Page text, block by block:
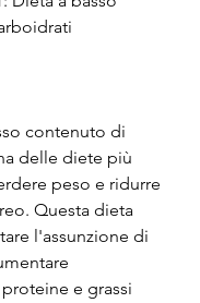
contenuto di
delle diete più
peso e ridurre
Questa dieta
l'assunzione di
​​e grassi